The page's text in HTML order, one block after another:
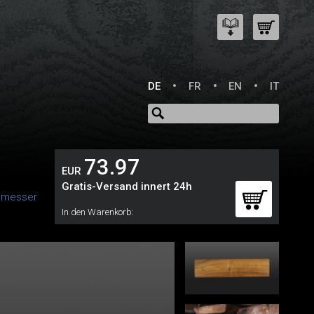
DE FR EN IT
EUR 73.97
Gratis-Versand innert 24h
In den Warenkorb: